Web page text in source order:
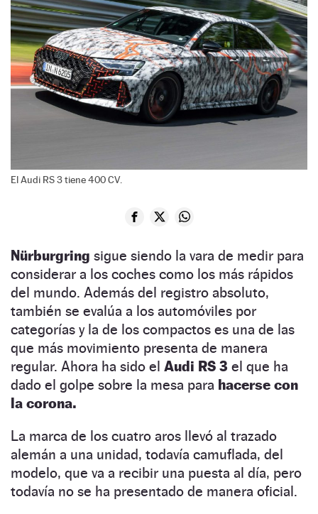
El Audi RS 3 tiene 400 CV.
Nürburgring sigue siendo la vara de medir para
considerar a los coches como los más rápidos
del mundo. Además del registro absoluto,
también se evalúa a los automóviles por
categorías y la de los compactos es una de las
que más movimiento presenta de manera
regular. Ahora ha sido el Audi RS 3 el que ha
dado el golpe sobre la mesa para hacerse con
la corona.
La marca de los cuatro aros llevó al trazado
alemán a una unidad, todavía camuflada, del
modelo, que va a recibir una puesta al día, pero
todavía no se ha presentado de manera oficial.